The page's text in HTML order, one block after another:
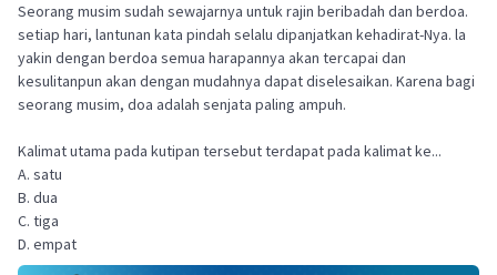
Seorang musim sudah sewajarnya untuk rajin beribadah dan berdoa.
setiap hari, lantunan kata pindah selalu dipanjatkan kehadirat-Nya. la
yakin dengan berdoa semua harapannya akan tercapai dan
kesulitanpun akan dengan mudahnya dapat diselesaikan. Karena bagi
seorang musim, doa adalah senjata paling ampuh.
Kalimat utama pada kutipan tersebut terdapat pada kalimat ke...
A. satu
B. dua
C. tiga
D. empat